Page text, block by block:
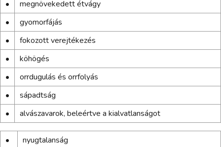
•
megnövekedett étvágy
•
gyomorfájás
•
fokozott verejtékezés
•
köhögés
•
orrdugulás és orrfolyás
•
sápadtság
•
alvászavarok, beleértve a kialvatlanságot
•
nyugtalanság